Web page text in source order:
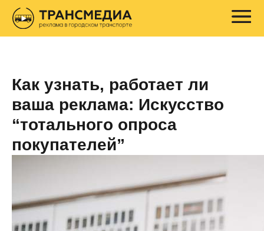
Как узнать, работает ли
ваша реклама: Искусство
“тотального опроса
покупателей”